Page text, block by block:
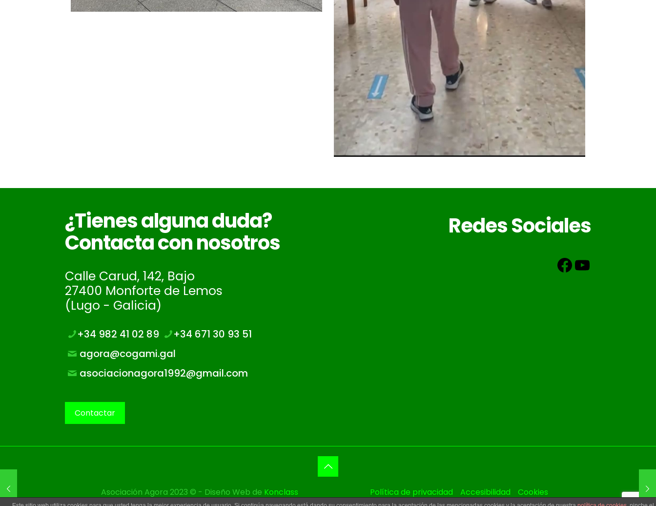
¿Tienes alguna duda?
Contacta con nosotros
Calle Carud, 142, Bajo
27400 Monforte de Lemos
(Lugo - Galicia)
+34 982 41 02 89
+34 671 30 93 51
agora@cogami.gal
asociacionagora1992@gmail.com
Contactar
Redes Sociales
Facebook
YouTube
Asociación Agora 2023 © - Diseño Web de Konclass Política de privacidad Accesibilidad Cookies